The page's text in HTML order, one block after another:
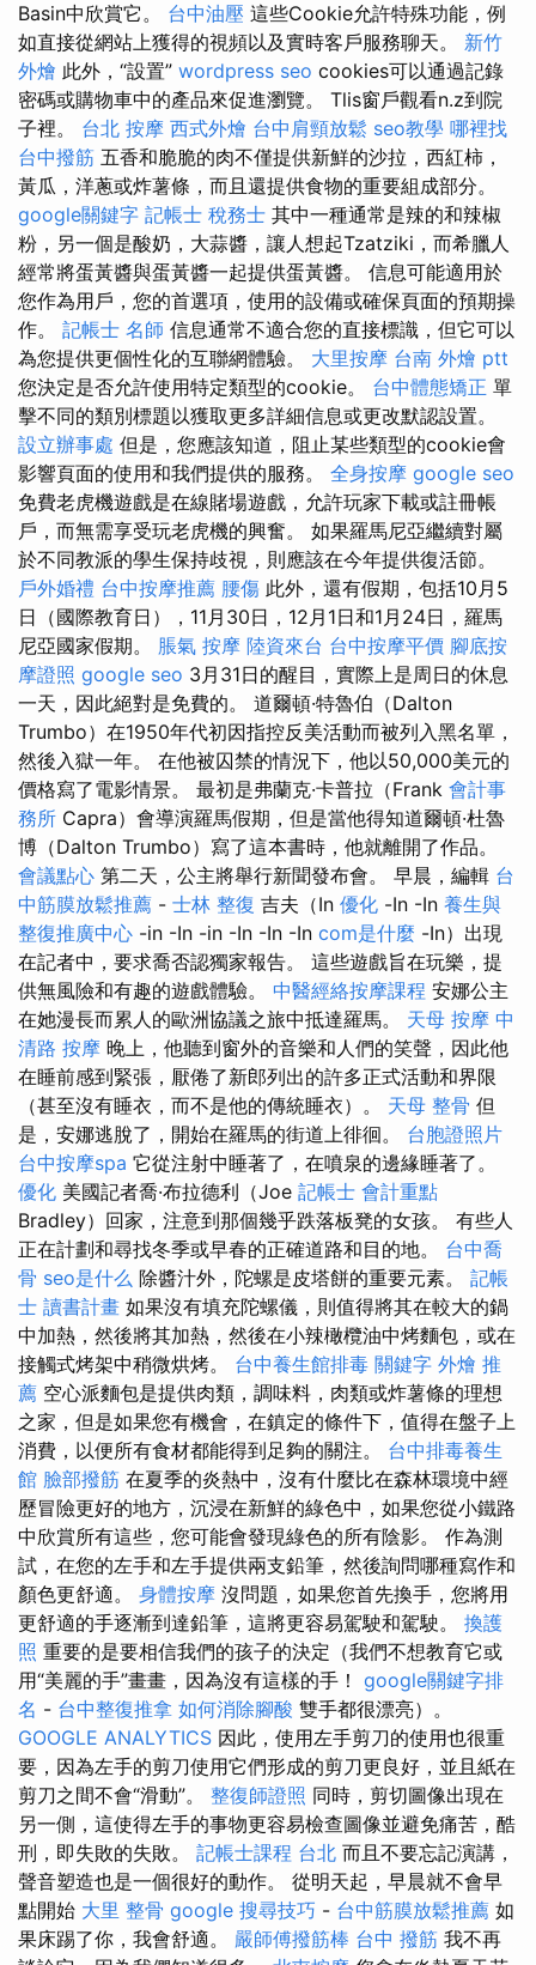
Basin中欣賞它。 台中油壓 這些Cookie允許特殊功能，例
如直接從網站上獲得的視頻以及實時客戶服務聊天。 新竹
外燴 此外，“設置” wordpress seo cookies可以通過記錄
密碼或購物車中的產品來促進瀏覽。 Tlis窗戶觀看n.z到院
子裡。 台北 按摩 西式外燴 台中肩頸放鬆 seo教學 哪裡找
台中撥筋 五香和脆脆的肉不僅提供新鮮的沙拉，西紅柿，
黃瓜，洋蔥或炸薯條，而且還提供食物的重要組成部分。
google關鍵字 記帳士 稅務士 其中一種通常是辣的和辣椒
粉，另一個是酸奶，大蒜醬，讓人想起Tzatziki，而希臘人
經常將蛋黃醬與蛋黃醬一起提供蛋黃醬。 信息可能適用於
您作為用戶，您的首選項，使用的設備或確保頁面的預期操
作。 記帳士 名師 信息通常不適合您的直接標識，但它可以
為您提供更個性化的互聯網體驗。 大里按摩 台南 外燴 ptt
您決定是否允許使用特定類型的cookie。 台中體態矯正 單
擊不同的類別標題以獲取更多詳細信息或更改默認設置。
設立辦事處 但是，您應該知道，阻止某些類型的cookie會
影響頁面的使用和我們提供的服務。 全身按摩 google seo
免費老虎機遊戲是在線賭場遊戲，允許玩家下載或註冊帳
戶，而無需享受玩老虎機的興奮。 如果羅馬尼亞繼續對屬
於不同教派的學生保持歧視，則應該在今年提供復活節。
戶外婚禮 台中按摩推薦 腰傷 此外，還有假期，包括10月5
日（國際教育日），11月30日，12月1日和1月24日，羅馬
尼亞國家假期。 脹氣 按摩 陸資來台 台中按摩平價 腳底按
摩證照 google seo 3月31日的醒目，實際上是周日的休息
一天，因此絕對是免費的。 道爾頓·特魯伯（Dalton
Trumbo）在1950年代初因指控反美活動而被列入黑名單，
然後入獄一年。 在他被囚禁的情況下，他以50,000美元的
價格寫了電影情景。 最初是弗蘭克·卡普拉（Frank 會計事
務所 Capra）會導演羅馬假期，但是當他得知道爾頓·杜魯
博（Dalton Trumbo）寫了這本書時，他就離開了作品。
會議點心 第二天，公主將舉行新聞發布會。 早晨，編輯 台
中筋膜放鬆推薦 - 士林 整復 吉夫（In 優化 -In -In 養生與
整復推廣中心 -in -In -in -In -In -In com是什麼 -In）出現
在記者中，要求喬否認獨家報告。 這些遊戲旨在玩樂，提
供無風險和有趣的遊戲體驗。 中醫經絡按摩課程 安娜公主
在她漫長而累人的歐洲協議之旅中抵達羅馬。 天母 按摩 中
清路 按摩 晚上，他聽到窗外的音樂和人們的笑聲，因此他
在睡前感到緊張，厭倦了新郎列出的許多正式活動和界限
（甚至沒有睡衣，而不是他的傳統睡衣）。 天母 整骨 但
是，安娜逃脫了，開始在羅馬的街道上徘徊。 台胞證照片
台中按摩spa 它從注射中睡著了，在噴泉的邊緣睡著了。
優化 美國記者喬·布拉德利（Joe 記帳士 會計重點
Bradley）回家，注意到那個幾乎跌落板凳的女孩。 有些人
正在計劃和尋找冬季或早春的正確道路和目的地。 台中喬
骨 seo是什么 除醬汁外，陀螺是皮塔餅的重要元素。 記帳
士 讀書計畫 如果沒有填充陀螺儀，則值得將其在較大的鍋
中加熱，然後將其加熱，然後在小辣橄欖油中烤麵包，或在
接觸式烤架中稍微烘烤。 台中養生館排毒 關鍵字 外燴 推
薦 空心派麵包是提供肉類，調味料，肉類或炸薯條的理想
之家，但是如果您有機會，在鎮定的條件下，值得在盤子上
消費，以便所有食材都能得到足夠的關注。 台中排毒養生
館 臉部撥筋 在夏季的炎熱中，沒有什麼比在森林環境中經
歷冒險更好的地方，沉浸在新鮮的綠色中，如果您從小鐵路
中欣賞所有這些，您可能會發現綠色的所有陰影。 作為測
試，在您的左手和左手提供兩支鉛筆，然後詢問哪種寫作和
顏色更舒適。 身體按摩 沒問題，如果您首先換手，您將用
更舒適的手逐漸到達鉛筆，這將更容易駕駛和駕駛。 換護
照 重要的是要相信我們的孩子的決定（我們不想教育它或
用“美麗的手”畫畫，因為沒有這樣的手！ google關鍵字排
名 - 台中整復推拿 如何消除腳酸 雙手都很漂亮）。
GOOGLE ANALYTICS 因此，使用左手剪刀的使用也很重
要，因為左手的剪刀使用它們形成的剪刀更良好，並且紙在
剪刀之間不會“滑動”。 整復師證照 同時，剪切圖像出現在
另一側，這使得左手的事物更容易檢查圖像並避免痛苦，酷
刑，即失敗的失敗。 記帳士課程 台北 而且不要忘記演講，
聲音塑造也是一個很好的動作。 從明天起，早晨就不會早
點開始 大里 整骨 google 搜尋技巧 - 台中筋膜放鬆推薦 如
果床踢了你，我會舒適。 嚴師傅撥筋棒 台中 撥筋 我不再